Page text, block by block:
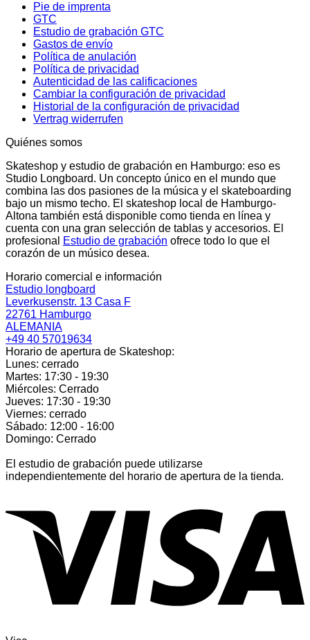
Pie de imprenta
GTC
Estudio de grabación GTC
Gastos de envío
Política de anulación
Política de privacidad
Autenticidad de las calificaciones
Cambiar la configuración de privacidad
Historial de la configuración de privacidad
Vertrag widerrufen
Quiénes somos
Skateshop y estudio de grabación en Hamburgo: eso es
Studio Longboard. Un concepto único en el mundo que
combina las dos pasiones de la música y el skateboarding
bajo un mismo techo. El skateshop local de Hamburgo-
Altona también está disponible como tienda en línea y
cuenta con una gran selección de tablas y accesorios. El
profesional
Estudio de grabación ofrece todo lo que el
corazón de un músico desea.
Horario comercial e información
Estudio longboard
Leverkusenstr. 13 Casa F
22761 Hamburgo
ALEMANIA
+49 40 57019634
Horario de apertura de Skateshop:
Lunes: cerrado
Martes: 17:30 - 19:30
Miércoles: Cerrado
Jueves: 17:30 - 19:30
Viernes: cerrado
Sábado: 12:00 - 16:00
Domingo: Cerrado
El estudio de grabación puede utilizarse
independientemente del horario de apertura de la tienda.